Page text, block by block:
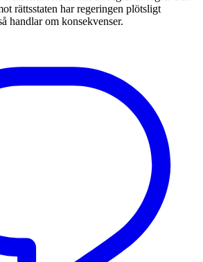
rättsstaten har regeringen plötsligt
handlar om konsekvenser.